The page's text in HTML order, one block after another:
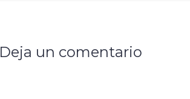
Deja un comentario